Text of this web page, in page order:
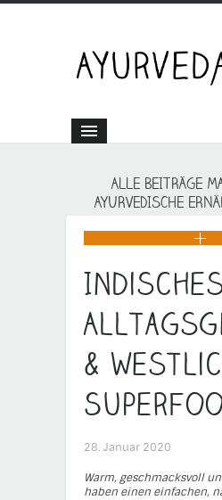
ALLE BEITRÄGE
AYURVEDISCHE
&
28. Januar 2020
Warm, geschmacksvoll
haben einen einfachen,